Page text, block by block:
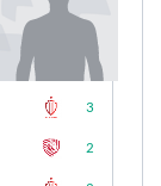
3
2